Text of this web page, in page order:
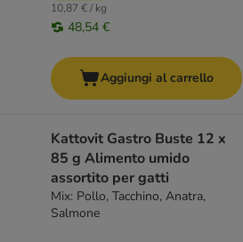
10,87 € / kg
48,54 €
Aggiungi al carrello
Kattovit Gastro Buste 12 x
85 g Alimento umido
assortito per gatti
Mix: Pollo, Tacchino, Anatra,
Salmone